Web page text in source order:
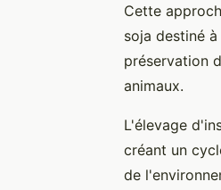
Cette
soja destiné
préservation
animaux.
L'élevage
créant un
de